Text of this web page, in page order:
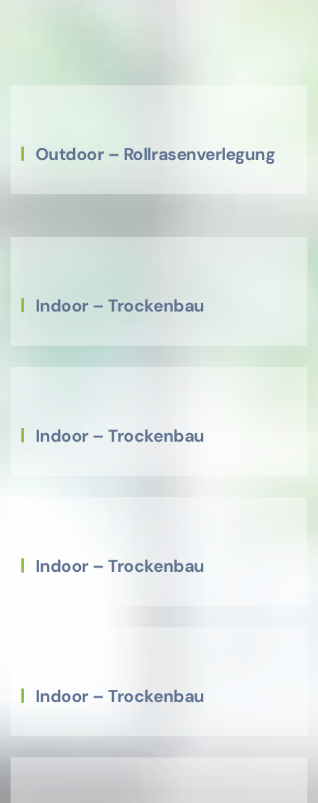
Outdoor – Rollrasenverlegung
Indoor – Trockenbau
Indoor – Trockenbau
Indoor – Trockenbau
Indoor – Trockenbau